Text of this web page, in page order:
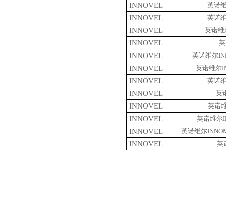
INNOVEL 英诺
INNOVEL 英诺
INNOVEL 英诺维
INNOVEL
INNOVEL 英诺维尔
INNOVEL 英诺维尔
INNOVEL 英诺
INNOVEL 英
INNOVEL 英诺
INNOVEL 英诺维尔
INNOVEL 英诺维尔
INNOVEL 英